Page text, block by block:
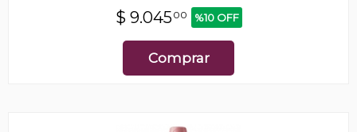
$ 9.04500 %10 OFF
Comprar